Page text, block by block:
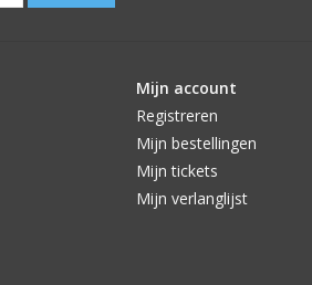
Mijn account
Registreren
Mijn bestellingen
Mijn tickets
Mijn verlanglijst